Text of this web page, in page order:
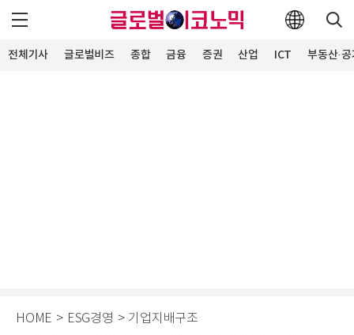
전체기사 글로벌비즈 종합 금융 증권 산업 ICT 부동산·
HOME > ESG경영 > 기업지배구조